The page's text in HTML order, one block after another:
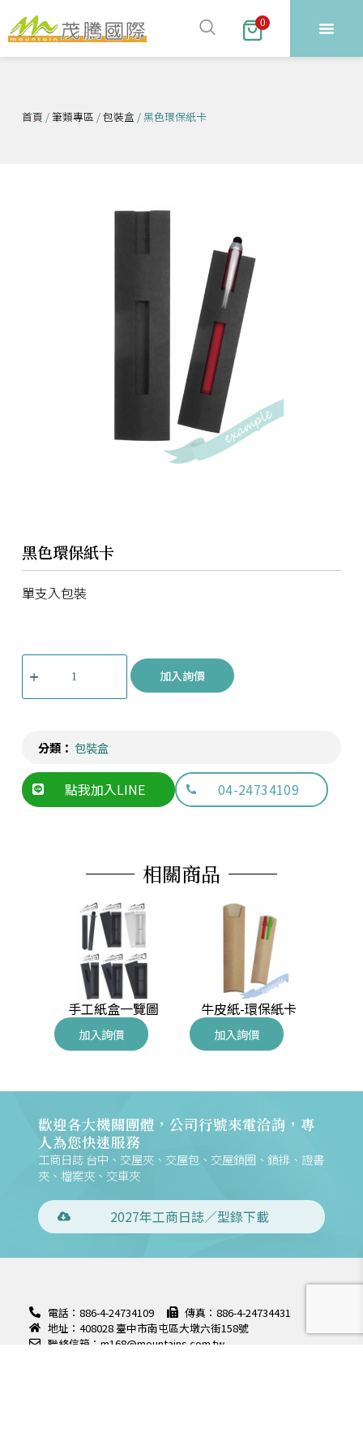
跳
至
主
容
0
首頁 /筆類專區 /包裝盒/ 黑色環保紙卡
黑色環保紙卡
單支入包裝
加入詢價
分類： 包裝盒
點我加入LINE 04-24734109
相關商品
手工紙盒一覽圖
加入詢價
牛皮紙-環保紙卡
加入詢價
歡迎各大機關團體，公司行號來電洽詢，專
人為您快速服務
工商日誌 台中、交屋夾、交屋包、交屋鎖圈、鎖排、證書
夾、檔案夾、交車夾
2027年工商日誌／型錄下載
電話：886-4-24734109
傳真：886-4-24734431
地址：408028 臺中市南屯區大墩六街158號
聯絡信箱：m168@mountains.com.tw